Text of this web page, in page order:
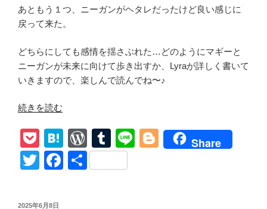
あともう１つ、ニーガンがヘタレだったけど良い感じに
戻って来た。
どちらにしても感情を揺さぶれた…どのようにマギーと
ニーガンが未来に向けて歩き出すか、Lyraが詳しく書いて
いきますので、楽しんで読んでね〜♪
“【ウ
ー
キ
ン
続きを読む
P
o
ck
H
at
e
W
or
d
T
u
m
Li
Bl
Share
T
tt
F
共
投
2025年6月8日